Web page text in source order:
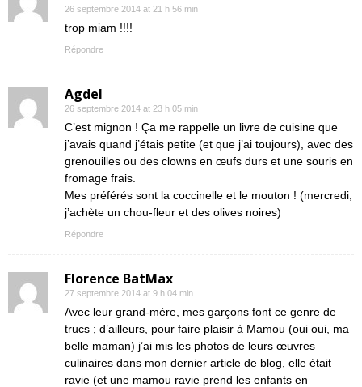
26 septembre 2014 at 21 h 56 min
trop miam !!!!
Répondre
Agdel
26 septembre 2014 at 23 h 05 min
C’est mignon ! Ça me rappelle un livre de cuisine que
j’avais quand j’étais petite (et que j’ai toujours), avec des
grenouilles ou des clowns en œufs durs et une souris en
fromage frais.
Mes préférés sont la coccinelle et le mouton ! (mercredi,
j’achète un chou-fleur et des olives noires)
Répondre
Florence BatMax
27 septembre 2014 at 9 h 04 min
Avec leur grand-mère, mes garçons font ce genre de
trucs ; d’ailleurs, pour faire plaisir à Mamou (oui oui, ma
belle maman) j’ai mis les photos de leurs œuvres
culinaires dans mon dernier article de blog, elle était
ravie (et une mamou ravie prend les enfants en